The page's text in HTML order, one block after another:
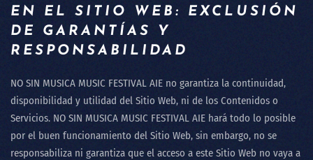
EN EL SITIO WEB: EXCLUSIÓN
DE GARANTÍAS Y
RESPONSABILIDAD
NO SIN MUSICA MUSIC FESTIVAL AIE no garantiza la continuidad,
disponibilidad y utilidad del Sitio Web, ni de los Contenidos o
Servicios. NO SIN MUSICA MUSIC FESTIVAL AIE hará todo lo posible
por el buen funcionamiento del Sitio Web, sin embargo, no se
responsabiliza ni garantiza que el acceso a este Sitio Web no vaya a